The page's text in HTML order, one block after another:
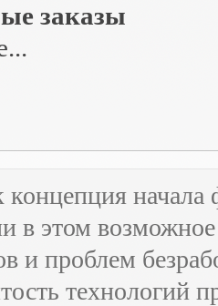
заказы
концепция начала
в этом
и проблем
технологий